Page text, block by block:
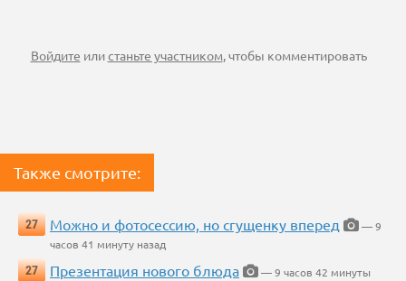
Войдите илистаньте участником, чтобы комментировать
Также смотрите:
27 Можно и фотосессию, но сгущенку вперед
— 9
часов 41 минуту назад
27
Презентация нового блюда
— 9 часов 42 минуты